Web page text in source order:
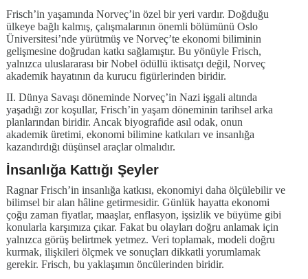
Frisch’in yaşamında Norveç’in özel bir yeri vardır. Doğduğu
ülkeye bağlı kalmış, çalışmalarının önemli bölümünü Oslo
Üniversitesi’nde yürütmüş ve Norveç’te ekonomi biliminin
gelişmesine doğrudan katkı sağlamıştır. Bu yönüyle Frisch,
yalnızca uluslararası bir Nobel ödüllü iktisatçı değil, Norveç
akademik hayatının da kurucu figürlerinden biridir.
II. Dünya Savaşı döneminde Norveç’in Nazi işgali altında
yaşadığı zor koşullar, Frisch’in yaşam döneminin tarihsel arka
planlarından biridir. Ancak biyografide asıl odak, onun
akademik üretimi, ekonomi bilimine katkıları ve insanlığa
kazandırdığı düşünsel araçlar olmalıdır.
İnsanlığa Kattığı Şeyler
Ragnar Frisch’in insanlığa katkısı, ekonomiyi daha ölçülebilir ve
bilimsel bir alan hâline getirmesidir. Günlük hayatta ekonomi
çoğu zaman fiyatlar, maaşlar, enflasyon, işsizlik ve büyüme gibi
konularla karşımıza çıkar. Fakat bu olayları doğru anlamak için
yalnızca görüş belirtmek yetmez. Veri toplamak, modeli doğru
kurmak, ilişkileri ölçmek ve sonuçları dikkatli yorumlamak
gerekir. Frisch, bu yaklaşımın öncülerinden biridir.